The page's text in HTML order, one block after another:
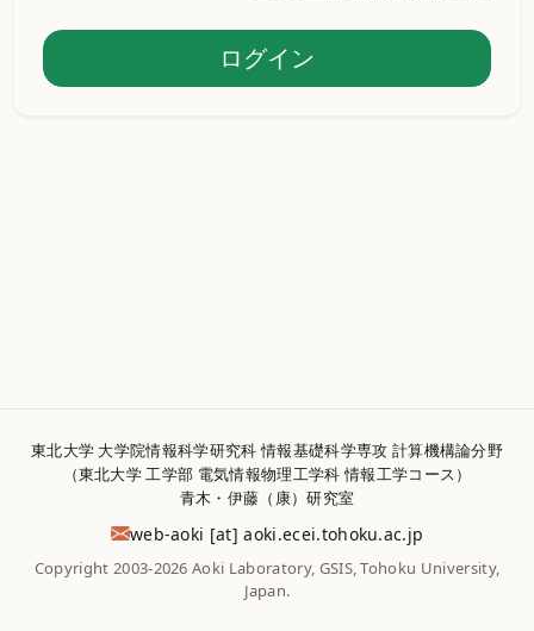
ログイン
東北大学 大学院情報科学研究科 情報基礎科学専攻 計算機構論分野
（東北大学 工学部 電気情報物理工学科 情報工学コース）
青木・伊藤（康）研究室
pj.ca.ukohot.iece.ikoa [ta] ikoa-bew
Copyright 2003-2026 Aoki Laboratory, GSIS, Tohoku University,
Japan.